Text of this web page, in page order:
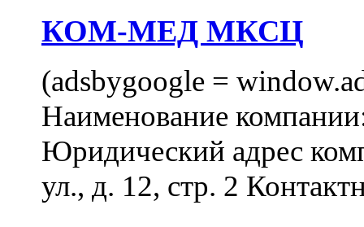
КОМ-МЕД МКСЦ
(adsbygoogle =
Наименование
Юридический адрес
ул., д. 12, стр. 2